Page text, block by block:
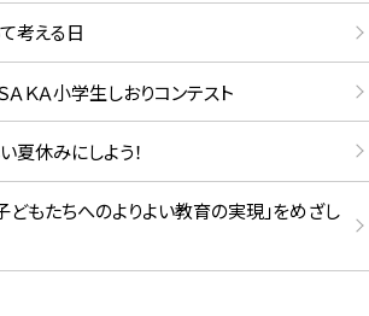
考える日
ＫＡ小学生しおりコンテスト
休みにしよう！
もたちへのよりよい教育の実現」をめざし